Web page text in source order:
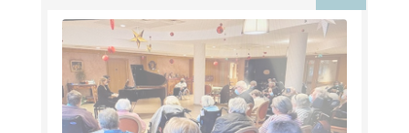
l’aménagement du local. Que vous ayez un peu de
temps ou beaucoup, vous êtes les bienvenu·es !